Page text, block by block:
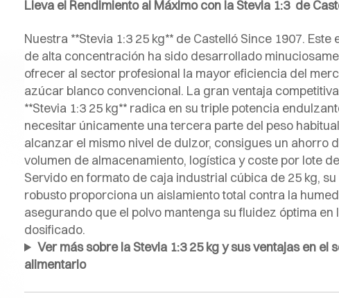
Lleva el Rendimiento al Máximo con la Stevia 1:3 de
Nuestra **Stevia 1:3 25 kg** de Castelló Since 1907.
de alta concentración ha sido desarrollado
ofrecer al sector profesional la mayor eficiencia del
azúcar blanco convencional. La gran ventaja
**Stevia 1:3 25 kg** radica en su triple potencia
necesitar únicamente una tercera parte del peso
alcanzar el mismo nivel de dulzor, consigues un ahorro
volumen de almacenamiento, logística y coste por lote
Servido en formato de caja industrial cúbica de 25 kg,
robusto proporciona un aislamiento total contra la
asegurando que el polvo mantenga su fluidez óptima en
dosificado.
Ver más sobre la Stevia 1:3 25 kg y sus ventajas en el
alimentario